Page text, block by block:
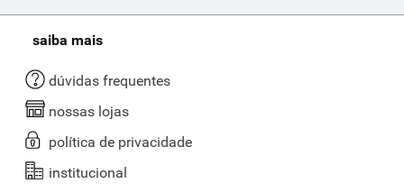
saiba mais
dúvidas frequentes
nossas lojas
política de privacidade
institucional